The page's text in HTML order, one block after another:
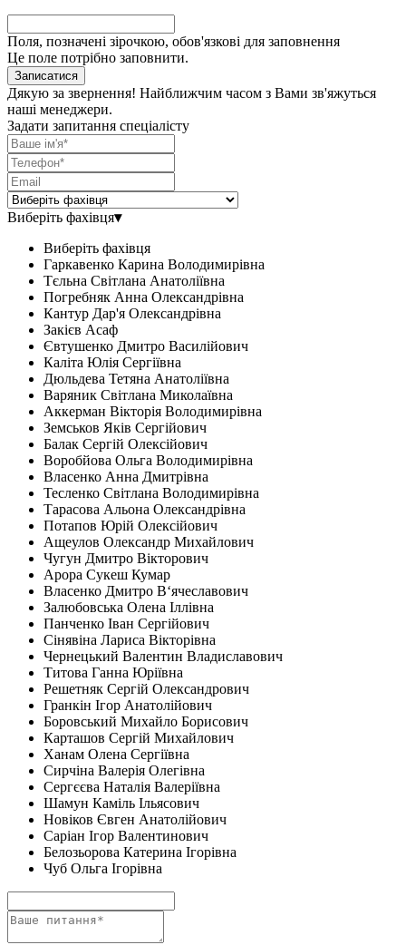
Поля, позначені зірочкою, обов'язкові для заповнення
Це поле потрібно заповнити.
Записатися
Дякую за звернення! Найближчим часом з Вами зв'яжуться
наші менеджери.
Задати запитання спеціалісту
Виберіть фахівця▾
Виберіть фахівця
Гаркавенко Карина Володимирівна
Тєльна Світлана Анатоліївна
Погребняк Анна Олександрівна
Кантур Дар'я Олександрівна
Закієв Асаф
Євтушенко Дмитро Василійович
Каліта Юлія Сергіївна
Дюльдева Тетяна Анатоліївна
Варяник Світлана Миколаївна
Аккерман Вікторія Володимирівна
Земськов Яків Сергійович
Балак Сергій Олексійович
Воробйова Ольга Володимирівна
Власенко Анна Дмитрівна
Тесленко Світлана Володимирівна
Тарасова Альона Олександрівна
Потапов Юрій Олексійович
Ащеулов Олександр Михайлович
Чугун Дмитро Вікторович
Арора Сукеш Кумар
Власенко Дмитро В‘ячеславович
Залюбовська Олена Іллівна
Панченко Іван Сергійович
Сінявіна Лариса Вікторівна
Чернецький Валентин Владиславович
Титова Ганна Юріївна
Решетняк Сергій Олександрович
Гранкін Ігор Анатолійович
Боровський Михайло Борисович
Карташов Сергій Михайлович
Ханам Олена Сергіївна
Сирчіна Валерія Олегівна
Сергєєва Наталія Валеріївна
Шамун Каміль Ільясович
Новіков Євген Анатолійович
Саріан Ігор Валентинович
Белозьорова Катерина Ігорівна
Чуб Ольга Ігорівна